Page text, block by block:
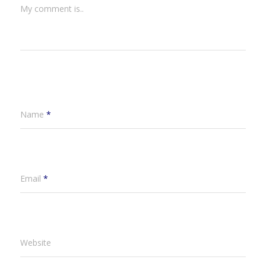
My comment is..
Name *
Email *
Website